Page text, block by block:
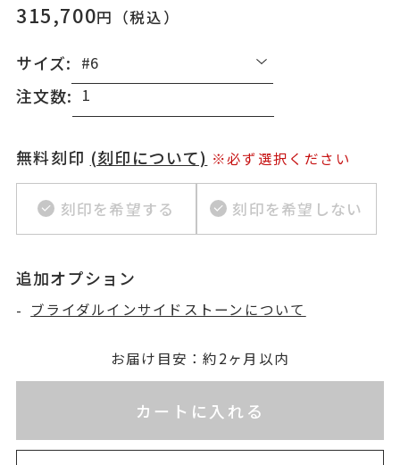
315,700円（税込）
サイズ:
注文数:
無料刻印 (刻印について) ※必ず選択ください
刻印を希望する 刻印を希望しない
追加オプション
- ブライダルインサイドストーンについて
お届け目安：約2ヶ月以内
カートに入れる